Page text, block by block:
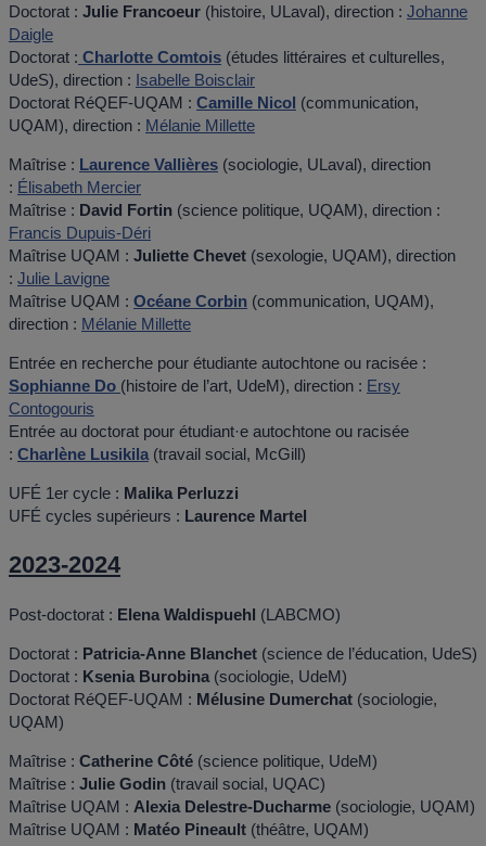
Doctorat : Julie Francoeur (histoire, ULaval), direction : Johanne
Daigle
Doctorat : Charlotte Comtois (études littéraires et culturelles,
UdeS), direction : Isabelle Boisclair
Doctorat RéQEF-UQAM : Camille Nicol (communication,
UQAM), direction : Mélanie Millette
Maîtrise : Laurence Vallières (sociologie, ULaval), direction
: Élisabeth Mercier
Maîtrise : David Fortin (science politique, UQAM), direction :
Francis Dupuis-Déri
Maîtrise UQAM : Juliette Chevet (sexologie, UQAM), direction
: Julie Lavigne
Maîtrise UQAM : Océane Corbin (communication, UQAM),
direction : Mélanie Millette
Entrée en recherche pour étudiante autochtone ou racisée :
Sophianne Do (histoire de l’art, UdeM), direction : Ersy
Contogouris
Entrée au doctorat pour étudiant·e autochtone ou racisée
: Charlène Lusikila (travail social, McGill)
UFÉ 1er cycle : Malika Perluzzi
UFÉ cycles supérieurs : Laurence Martel
2023-2024
Post-doctorat : Elena Waldispuehl (LABCMO)
Doctorat : Patricia-Anne Blanchet (science de l’éducation, UdeS)
Doctorat : Ksenia Burobina (sociologie, UdeM)
Doctorat RéQEF-UQAM : Mélusine Dumerchat (sociologie,
UQAM)
Maîtrise : Catherine Côté (science politique, UdeM)
Maîtrise : Julie Godin (travail social, UQAC)
Maîtrise UQAM : Alexia Delestre-Ducharme (sociologie, UQAM)
Maîtrise UQAM : Matéo Pineault (théâtre, UQAM)